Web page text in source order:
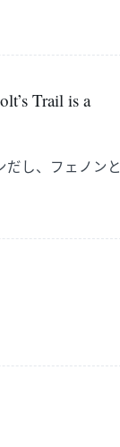
Trail is a
し、フェノンと